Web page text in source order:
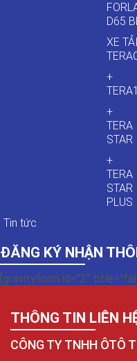
D65
XE TẢI
+
+
TERA
STAR
+
TERA
STAR
PLUS
Tin tức
ĐĂNG KÝ NHẬN
[gravityform id="2"
THÔNG TIN LIÊN
CÔNG TY TNHH ÔTÔ